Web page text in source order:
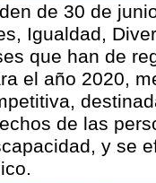
de 30 de
Igualdad,
que han de
el año 2020,
de las
y se